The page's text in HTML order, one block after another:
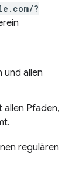
?
und allen
allen Pfaden,
regulären